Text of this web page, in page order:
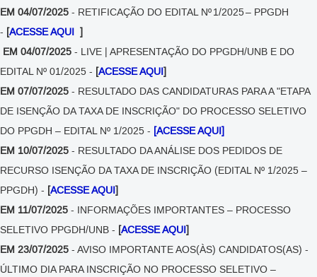
EM 04/07/2025 - RETIFICAÇÃO DO EDITAL Nº 1/2025 – PPGDH
- [ACESSE AQUI ]
EM 04/07/2025 - LIVE | APRESENTAÇÃO DO PPGDH/UNB E DO
EDITAL Nº 01/2025 - [ACESSE AQUI]
EM 07/07/2025 - RESULTADO DAS CANDIDATURAS PARA A "ETAPA
DE ISENÇÃO DA TAXA DE INSCRIÇÃO" DO PROCESSO SELETIVO
DO PPGDH – EDITAL Nº 1/2025 - [ACESSE AQUI]
EM 10/07/2025 - RESULTADO DA ANÁLISE DOS PEDIDOS DE
RECURSO ISENÇÃO DA TAXA DE INSCRIÇÃO (EDITAL Nº 1/2025 –
PPGDH) - [ACESSE AQUI]
EM 11/07/2025 - INFORMAÇÕES IMPORTANTES – PROCESSO
SELETIVO PPGDH/UNB - [ACESSE AQUI]
EM 23/07/2025 - AVISO IMPORTANTE AOS(ÀS) CANDIDATOS(AS) -
ÚLTIMO DIA PARA INSCRIÇÃO NO PROCESSO SELETIVO –